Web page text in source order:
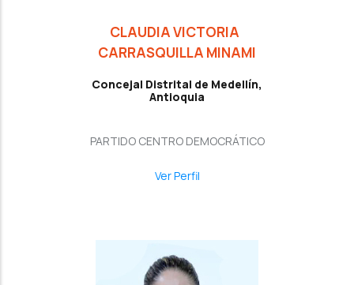
CLAUDIA VICTORIA
CARRASQUILLA MINAMI
Concejal Distrital de Medellín,
Antioquia
PARTIDO CENTRO DEMOCRÁTICO
Ver Perfil